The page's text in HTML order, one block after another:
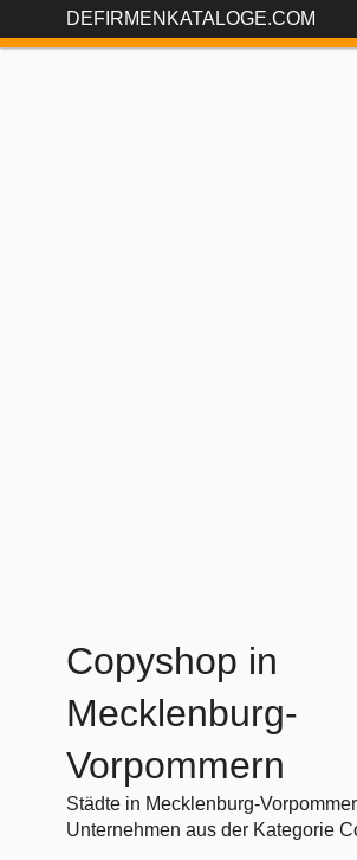
DEFIRMENKATALOGE.COM
Copyshop in
Mecklenburg-
Vorpommern
Städte in Mecklenburg-
Unternehmen aus der Kategorie